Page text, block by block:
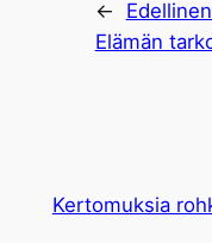
←
Elämän
Kertomuksia